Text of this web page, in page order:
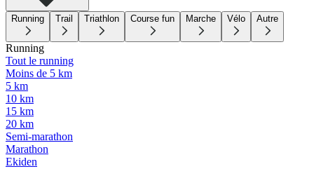
Running Trail Triathlon Course fun Marche Vélo Autre
Running
Tout le running
Moins de 5 km
5 km
10 km
15 km
20 km
Semi-marathon
Marathon
Ekiden